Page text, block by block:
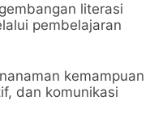
literasi
pembelajaran
kemampuan
dan komunikasi